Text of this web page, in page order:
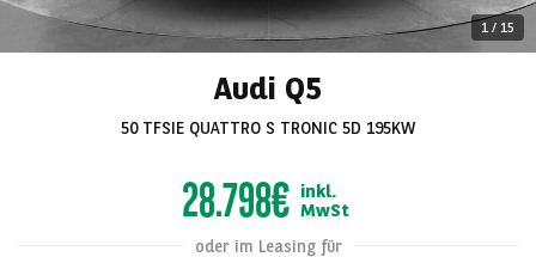
1 / 15
Audi Q5
50 TFSIE QUATTRO S TRONIC 5D 195KW
28.798€ inkl.
MwSt
oder im Leasing für